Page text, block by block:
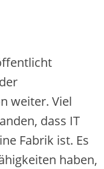
weiter. Viel
dass IT
Fabrik ist. Es
haben,